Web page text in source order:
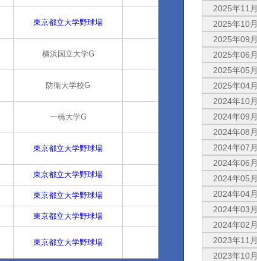
東京都立大学野球場
横浜国立大学G
防衛大学校G
一橋大学G
東京都立大学野球場
東京都立大学野球場
東京都立大学野球場
東京都立大学野球場
東京都立大学野球場
2025年11月
2025年10月
2025年09月
2025年06月
2025年05月
2025年04月
2024年10月
2024年09月
2024年08月
2024年07月
2024年06月
2024年05月
2024年04月
2024年03月
2024年02月
2023年11月
2023年10月